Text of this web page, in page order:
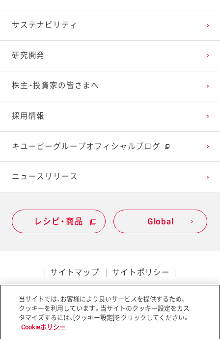
サステナビリティ
研究開発
株主・投資家の皆さまへ
採用情報
キユーピーグループオフィシャルブログ
ニュースリリース
レシピ・商品 Global
サイトマップ サイトポリシー
ソーシャルメディアポリシー アクセシビリティ
当サイトでは、お客様により良いサービスを提供するため、
クッキーを利用しています。当サイトのクッキー設定をカス
タマイズするには、[クッキー設定]をクリックしてください。
Cookieポリシー